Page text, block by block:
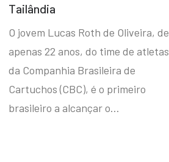
Tailândia
O jovem Lucas Roth de Oliveira, de
apenas 22 anos, do time de atletas
da Companhia Brasileira de
Cartuchos (CBC), é o primeiro
brasileiro a alcançar o…